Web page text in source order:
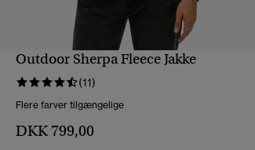
HURTIGVISNING
Outdoor Sherpa Fleece Jakke
(11)
Flere farver tilgængelige
DKK 799,00